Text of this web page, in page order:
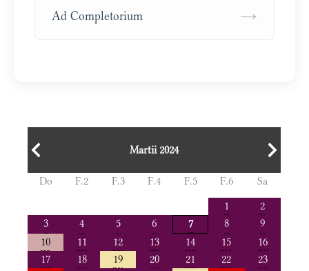
Ad Completorium →
Martii 2024
Do F.2 F.3 F.4 F.5 F.6
Sa
1
2
3
4 5 6 7 8
9
10
11 12 13 14 15
16
17
18 19 20 21 22
23